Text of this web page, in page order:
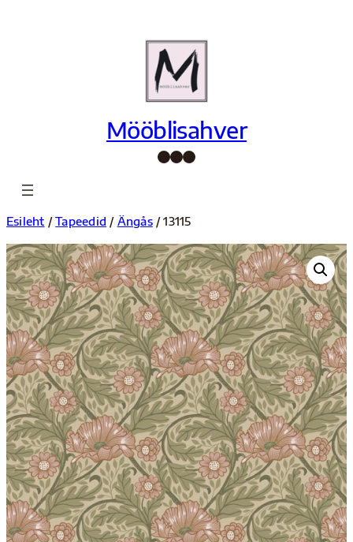
Mööblisahver
Facebook InstagramPinterest
Esileht /Tapeedid / Ängås/ 13115